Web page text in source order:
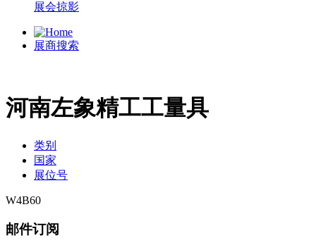
展会掠影
展商搜索
河南左象精工工量具
类别
国家
展位号
W4B60
邮件订阅